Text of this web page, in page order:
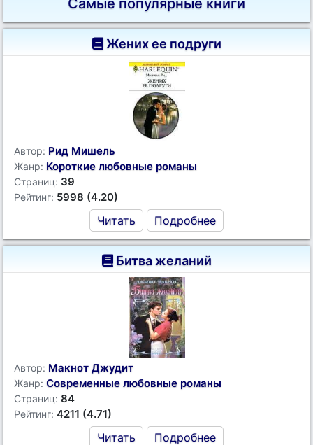
Самые популярные книги
Жених ее подруги
Автор: Рид Мишель
Жанр: Короткие любовные романы
Страниц: 39
Рейтинг: 5998 (4.20)
Читать Подробнее
Битва желаний
Автор: Макнот Джудит
Жанр: Современные любовные романы
Страниц: 84
Рейтинг: 4211 (4.71)
Читать Подробнее